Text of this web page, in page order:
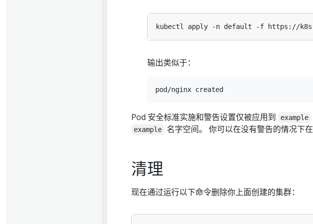
输出类似于：
Pod 安全标准实施和警告设置仅被应用到 example
example 名字空间。 你可以在没有警告的情况下在
清理
现在通过运行以下命令删除你上面创建的集群：